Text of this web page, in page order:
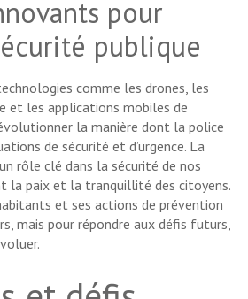
pour
publique
comme les drones, les
et les applications mobiles de
la manière dont la police
de sécurité et d’urgence. La
rôle clé dans la sécurité de nos
la paix et la tranquillité des citoyens.
et ses actions de prévention
mais pour répondre aux défis futurs,